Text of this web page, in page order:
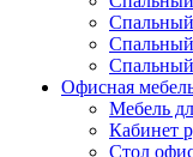
Офисная
Мебель
Кабинет
Стол